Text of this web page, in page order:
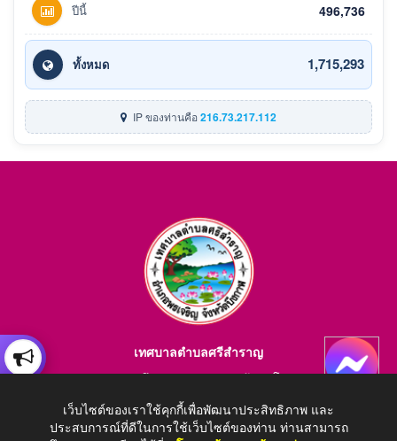
ปีนี้ 496,736
ทั้งหมด 1,715,293
IP ของท่านคือ216.73.217.112
เทศบาลตำบลศรีสำราญ
E-mail : saraban_05380203@dla.go.th
เว็บไซต์ของเราใช้คุกกี้เพื่อพัฒนาประสิทธิภาพ และ
ประสบการณ์ที่ดีในการใช้เว็บไซต์ของท่าน ท่านสามารถ